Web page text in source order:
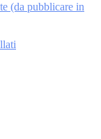
(da pubblicare in